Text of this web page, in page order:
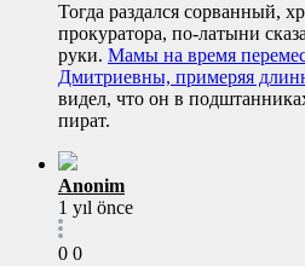
Тогда раздался сорванный,
прокуратора, по-латыни
руки. Мамы на время
Дмитриевны, примеряя
видел, что он в
пират.
Anonim
1 yıl önce
0 0